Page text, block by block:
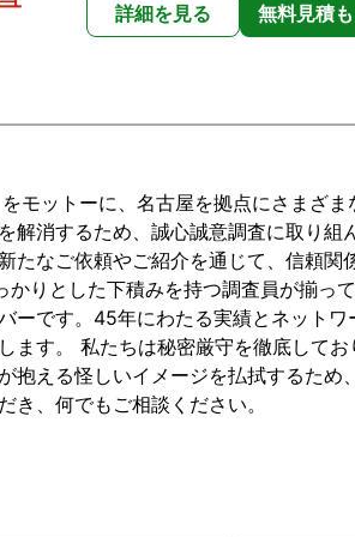
詳細を見る 無料見積も
モットーに、名古屋を拠点にさまざま
解消するため、誠心誠意調査に取り組
たなご依頼やご紹介を通じて、信頼関
りとした下積みを持つ調査員が揃っ
ーです。45年にわたる実績とネット
ます。 私たちは秘密厳守を徹底して
抱える怪しいイメージを払拭するため
き、何でもご相談ください。